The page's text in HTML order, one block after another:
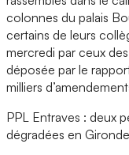
colonnes du palais
certains de leurs
mercredi par ceux
déposée par le
milliers
PPL Entraves : deux
dégradées en Gironde